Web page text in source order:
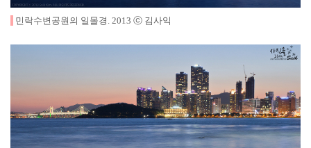
민락수변공원의 일몰경 2013 ⓒ 김사익